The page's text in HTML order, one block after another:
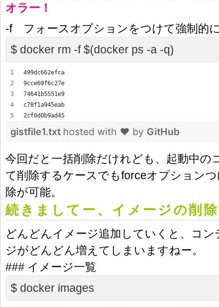
オラー！
-f フォースオプションをつけて強制的
$ docker rm -f $(docker ps -a -q)
499dc662efca
9cce69f6c27e
74641b5551e9
c78f1a945eab
2cf0d0b9ad45
gistfile1.txt hosted with ❤ by GitHub
今回だと一括削除だけれども、起動中の
て削除するケースでもforceオプション
除が可能。
続きましてー、イメージの削除
どんどんイメージ追加していくと、コ
ジがどんどん増えてしまいますねー。
### イメージ一覧
$ docker images